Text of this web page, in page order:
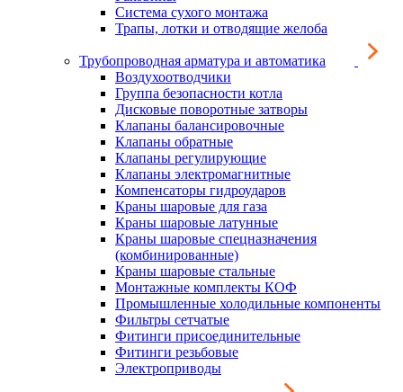
Система сухого монтажа
Трапы, лотки и отводящие желоба
Трубопроводная арматура и автоматика
Воздухоотводчики
Группа безопасности котла
Дисковые поворотные затворы
Клапаны балансировочные
Клапаны обратные
Клапаны регулирующие
Клапаны электромагнитные
Компенсаторы гидроударов
Краны шаровые для газа
Краны шаровые латунные
Краны шаровые спецназначения
(комбинированные)
Краны шаровые стальные
Монтажные комплекты КОФ
Промышленные холодильные компоненты
Фильтры сетчатые
Фитинги присоединительные
Фитинги резьбовые
Электроприводы